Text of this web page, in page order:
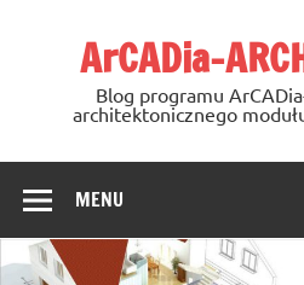
ArCADia-
Blog programu
architektonicznego
MENU